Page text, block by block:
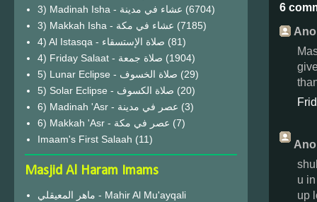
6
u
up
3) Madinah Isha - عشاء في مدينة (6704)
3) Makkah Isha - عشاء في مكة (7185)
4) Al Istasqa - صلاة الإستسقاء (81)
4) Friday Salaat - صلاة جمعة (1904)
5) Lunar Eclipse - صلاة الخسوف (29)
(20)
6) Madinah 'Asr - عصر في مدينة (3)
6) Makkah 'Asr - عصر في مكة (7)
Imaam's First Salaah (11)
Masjid Al Haram Imams
ماهر المعيقلي - Mahir Al Mu'ayqali